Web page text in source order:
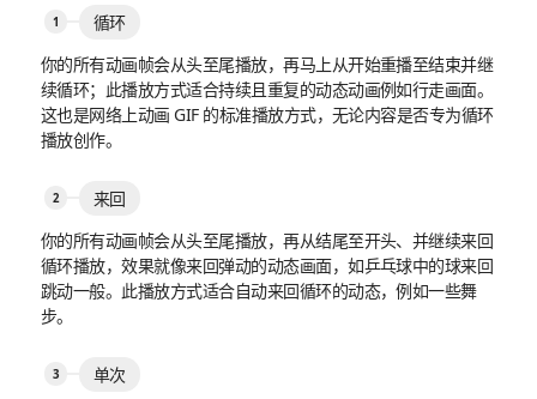
循环
你的所有动画帧会从头至尾播放，再马上从开始重播至结束并继
续循环；此播放方式适合持续且重复的动态动画例如行走画面。
这也是网络上动画 GIF 的标准播放方式，无论内容是否专为循环
播放创作。
来回
你的所有动画帧会从头至尾播放，再从结尾至开头、并继续来回
循环播放，效果就像来回弹动的动态画面，如乒乓球中的球来回
跳动一般。此播放方式适合自动来回循环的动态，例如一些舞
步。
单次